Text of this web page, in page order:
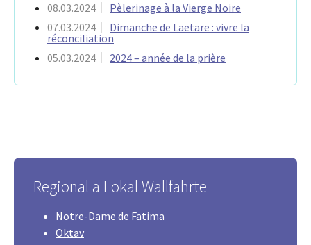
08.03.2024
Pèlerinage à la Vierge Noire
07.03.2024
Dimanche de Laetare : vivre la
réconciliation
05.03.2024
2024 – année de la prière
Regional a Lokal Wallfahrte
Notre-Dame de Fatima
Oktav